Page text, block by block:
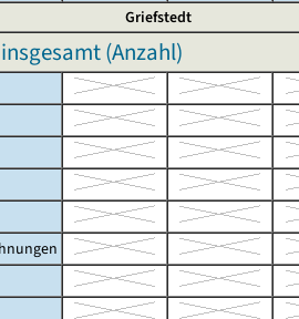
Griefstedt
(Anzahl)